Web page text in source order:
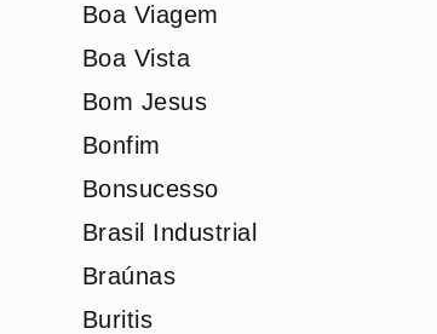
Boa Viagem
Boa Vista
Bom Jesus
Bonfim
Bonsucesso
Brasil Industrial
Braúnas
Buritis